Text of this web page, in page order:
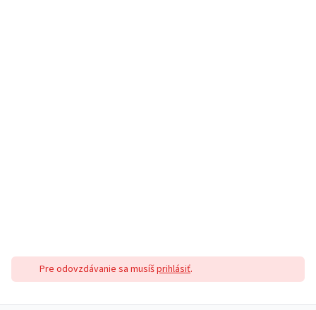
Pre odovzdávanie sa musíšprihlásiť.